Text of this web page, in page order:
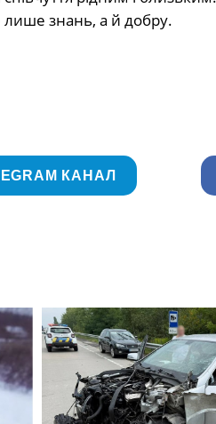
знань, а й добру.
КАНАЛ